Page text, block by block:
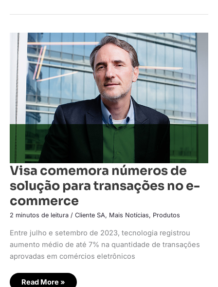
Visa comemora números de
solução para transações no e-
commerce
2 minutos de leitura / Cliente SA, Mais Notícias, Produtos
Entre julho e setembro de 2023, tecnologia registrou
aumento médio de até 7% na quantidade de transações
aprovadas em comércios eletrônicos
Visa
comemora
números
de
solução
para
transações
no
e-
commerce
Read More »